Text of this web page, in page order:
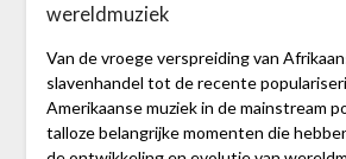
wereldmuziek
Van de vroege verspreiding van
slavenhandel tot de recente
Amerikaanse muziek in de mainstream
talloze belangrijke momenten die